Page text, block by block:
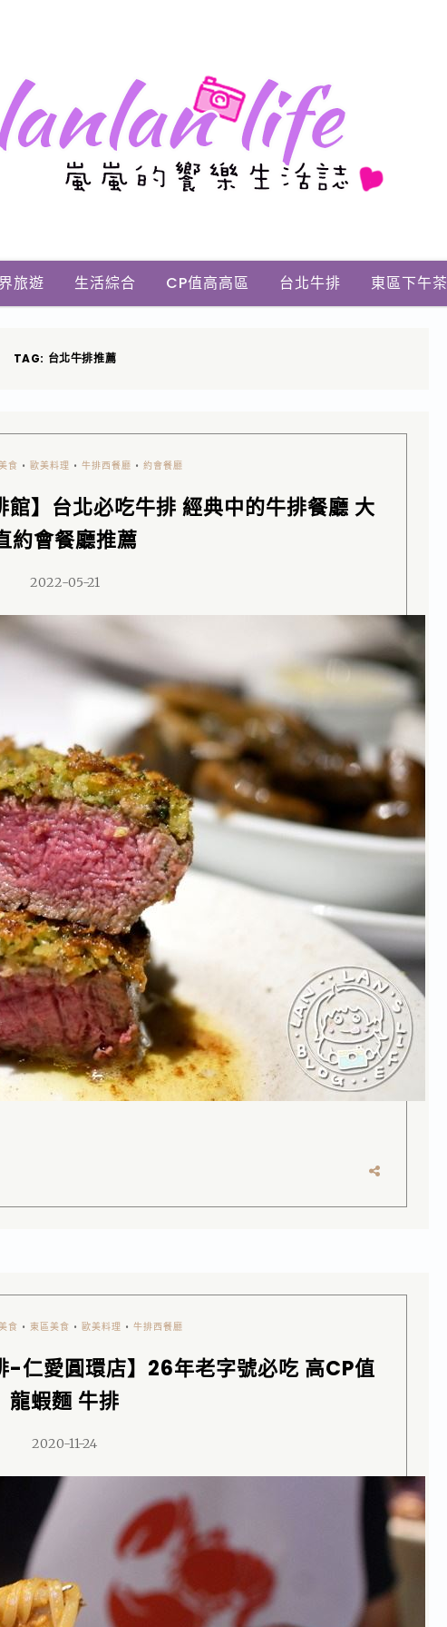
旅遊 生活綜合 CP值高高區 台北牛排 東區下午茶
TAG: 台北牛排推薦
食 •歐美料理 •牛排西餐廳 •約會餐廳
】台北必吃牛排 經典中的牛排餐廳 大
約會餐廳推薦
2022-05-21
食 •東區美食 •歐美料理 •牛排西餐廳
-仁愛圓環店】26年老字號必吃 高CP值
龍蝦麵 牛排
2020-11-24